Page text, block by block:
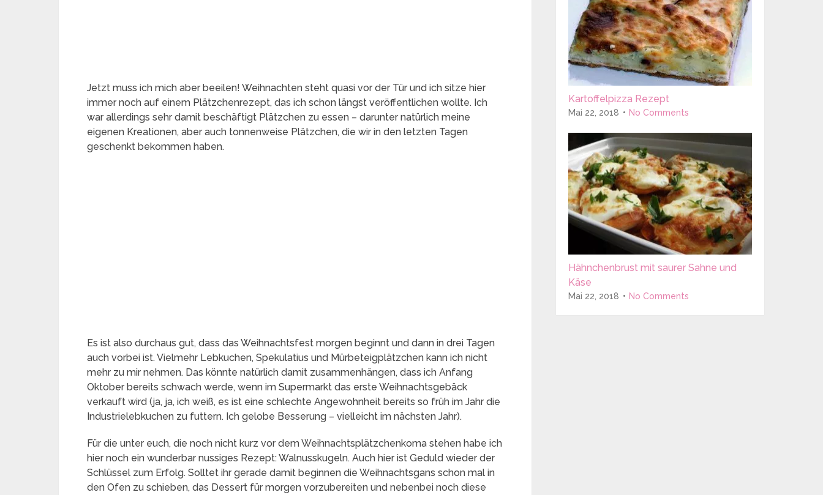
Jetzt muss ich mich aber beeilen! Weihnachten steht quasi vor der Tür und ich sitze hier
immer noch auf einem Plätzchenrezept, das ich schon längst veröffentlichen wollte. Ich
war allerdings sehr damit beschäftigt Plätzchen zu essen – darunter natürlich meine
eigenen Kreationen, aber auch tonnenweise Plätzchen, die wir in den letzten Tagen
geschenkt bekommen haben.
Es ist also durchaus gut, dass das Weihnachtsfest morgen beginnt und dann in drei Tagen
auch vorbei ist. Vielmehr Lebkuchen, Spekulatius und Mürbeteigplätzchen kann ich nicht
mehr zu mir nehmen. Das könnte natürlich damit zusammenhängen, dass ich Anfang
Oktober bereits schwach werde, wenn im Supermarkt das erste Weihnachtsgebäck
verkauft wird (ja, ja, ich weiß, es ist eine schlechte Angewohnheit bereits so früh im Jahr die
Industrielebkuchen zu futtern. Ich gelobe Besserung – vielleicht im nächsten Jahr).
Für die unter euch, die noch nicht kurz vor dem Weihnachtsplätzchenkoma stehen habe ich
hier noch ein wunderbar nussiges Rezept: Walnusskugeln. Auch hier ist Geduld wieder der
Schlüssel zum Erfolg. Solltet ihr gerade damit beginnen die Weihnachtsgans schon mal in
den Ofen zu schieben, das Dessert für morgen vorzubereiten und nebenbei noch diese
Kartoffelpizza Rezept
Mai 22, 2018 No Comments
Hähnchenbrust mit saurer Sahne und
Käse
Mai 22, 2018 No Comments